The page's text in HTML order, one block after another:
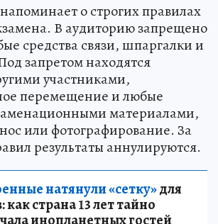
о строгих правилах
В аудиторию запрещено
средства связи, шпаргалки и
запретом находятся
участниками,
перемещение и любые
материалами,
или фотографирование. За
результаты аннулируются.
натянули «сетку»для
страна 13 лет тайно
инопланетных гостей